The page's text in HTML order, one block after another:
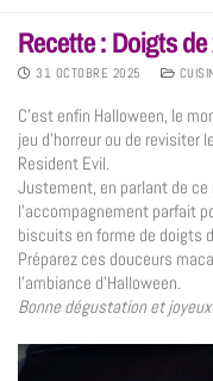
Recette : Doigts
31 OCTOBRE 2025
C’est enfin Halloween, le
jeu d’horreur ou de
Resident Evil.
Justement, en parlant de ce
l’accompagnement parfait
biscuits en forme de doigts
Préparez ces douceurs
l’ambiance d’Halloween.
Bonne dégustation et